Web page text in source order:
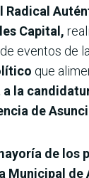
Radical
Capital,
eventos de
que
la
de
de los
Municipal de